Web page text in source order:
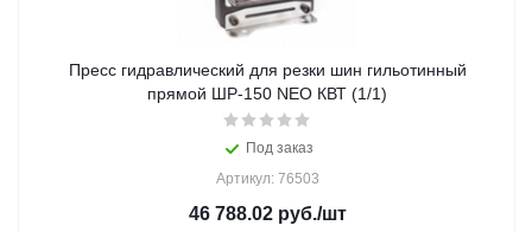
Пресс гидравлический для резки шин гильотинный
прямой ШР-150 NEO КВТ (1/1)
Под заказ
Артикул: 76503
46 788.02руб./шт